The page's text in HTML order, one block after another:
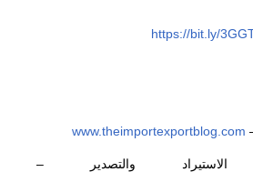
https://bit.ly/
www.theimportexportblog.com
والتصدير –